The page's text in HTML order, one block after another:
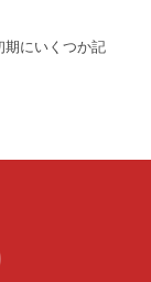
期にいくつか記